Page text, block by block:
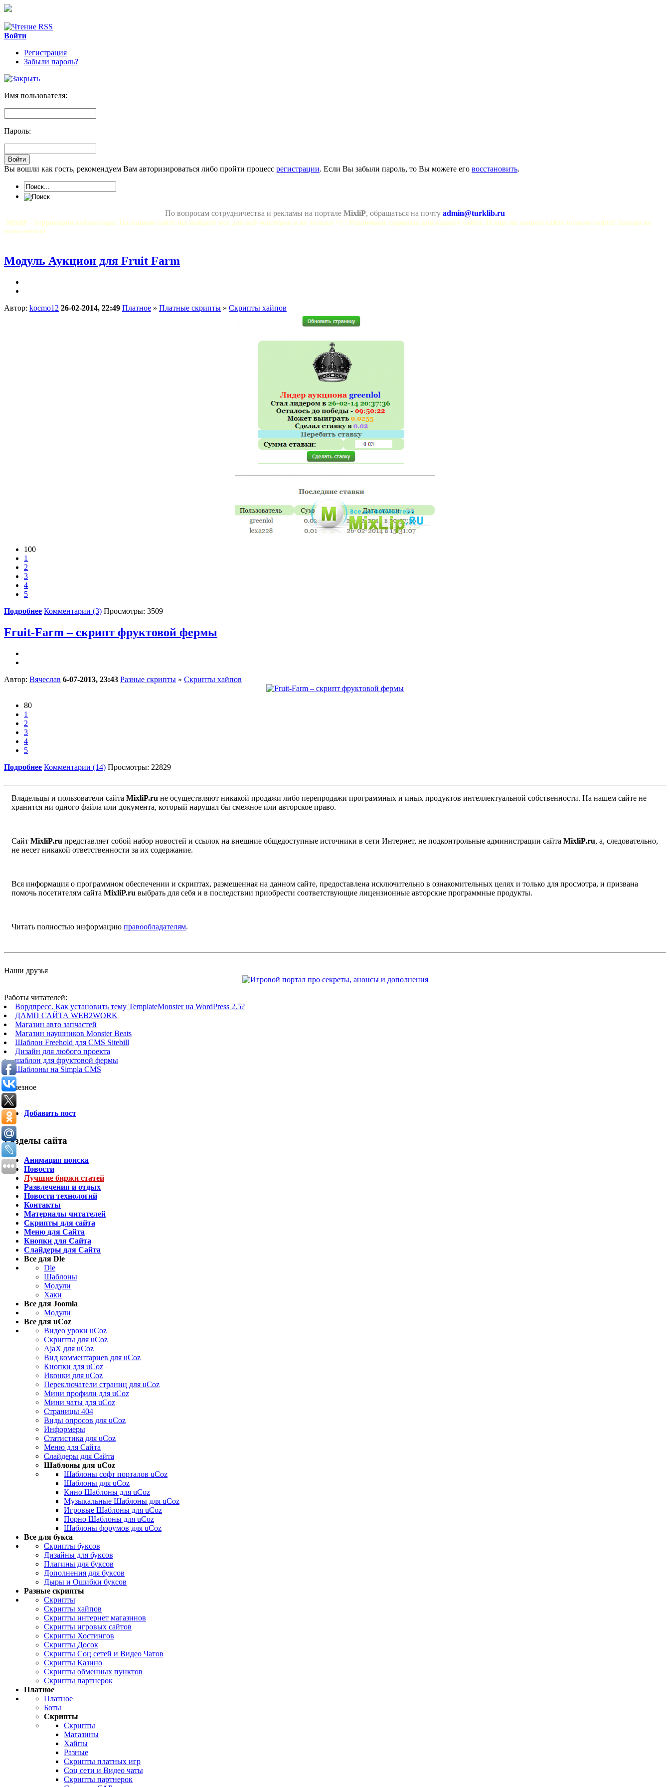
Войти
Регистрация
Забыли пароль?
Имя пользователя:
Пароль:
Вы вошли как гость, рекомендуем Вам авторизироваться либо пройти процесс регистрации. Если Вы забыли пароль, то Вы можете его восстановить.
По вопросам сотрудничества и рекламы на портале MixliP, обращаться на почту admin@turklib.ru
MixliP - Территория вебмастера! На нашем сайте вы найдете все для веб-мастеров и не только =) ! Различные скрипты для вашего сайта. И еще на нашем сайте немало софта! Заходи не
пожалеешь!
Модуль Аукцион для Fruit Farm
Автор: kocmo12 26-02-2014, 22:49 Платное » Платные скрипты » Скрипты хайпов
100
1
2
3
4
5
Подробнее Комментарии (3) Просмотры: 3509
Fruit-Farm – скрипт фруктовой фермы
Автор: Вячеслав 6-07-2013, 23:43 Разные скрипты » Скрипты хайпов
80
1
2
3
4
5
Подробнее Комментарии (14) Просмотры: 22829
Владельцы и пользователи сайта MixliP.ru не осуществляют никакой продажи либо перепродажи программных и иных продуктов интеллектуальной собственности. На нашем сайте не
хранится ни одного файла или документа, который нарушал бы смежное или авторское право.
Сайт MixliP.ru представляет собой набор новостей и ссылок на внешние общедоступные источники в сети Интернет, не подконтрольные администрации сайта MixliP.ru, а, следовательно,
не несет никакой ответственности за их содержание.
Вся информация о программном обеспечении и скриптах, размещенная на данном сайте, предоставлена исключительно в ознакомительных целях и только для просмотра, и призвана
помочь посетителям сайта MixliP.ru выбрать для себя и в последствии приобрести соответствующие лицензионные авторские программные продукты.
Читать полностью информацию правообладателям.
Наши друзья
Работы читателей:
Вордпресс. Как установить тему TemplateMonster на WordPress 2.5?
ДАМП САЙТА WEB2WORK
Магазин авто запчастей
Магазин наушников Monster Beats
Шаблон Freehold для CMS Sitebill
Дизайн для любого проекта
шаблон для фруктовой фермы
Шаблоны на Simpla CMS
Полезное
Добавить пост
Разделы сайта
Анимация поиска
Новости
Лучшие биржи статей
Развлечения и отдых
Новости технологий
Контакты
Материалы читателей
Скрипты для сайта
Меню для Сайта
Кнопки для Сайта
Слайдеры для Сайта
Все для Dle
Dle
Шаблоны
Модули
Хаки
Все для Joomla
Модули
Все для uCoz
Видео уроки uCoz
Скрипты для uCoz
AjaX для uCoz
Вид комментариев для uCoz
Кнопки для uCoz
Иконки для uCoz
Переключатели страниц для uCoz
Мини профили для uCoz
Мини чаты для uCoz
Страницы 404
Виды опросов для uCoz
Информеры
Статистика для uCoz
Меню для Сайта
Слайдеры для Сайта
Шаблоны для uCoz
Шаблоны софт порталов uCoz
Шаблоны для uCoz
Кино Шаблоны для uCoz
Музыкальные Шаблоны для uCoz
Игровые Шаблоны для uCoz
Порно Шаблоны для uCoz
Шаблоны форумов для uCoz
Все для букса
Скрипты буксов
Дизайны для буксов
Плагины для буксов
Дополнения для буксов
Дыры и Ошибки буксов
Разные скрипты
Скрипты
Скрипты хайпов
Скрипты интернет магазинов
Скрипты игровых сайтов
Скрипты Хостингов
Скрипты Досок
Скрипты Соц сетей и Видео Чатов
Скрипты Казино
Скрипты обменных пунктов
Скрипты партнерок
Платное
Платное
Боты
Скрипты
Скрипты
Магазины
Хайпы
Разные
Скрипты платных игр
Соц сети и Видео чаты
Скрипты партнерок